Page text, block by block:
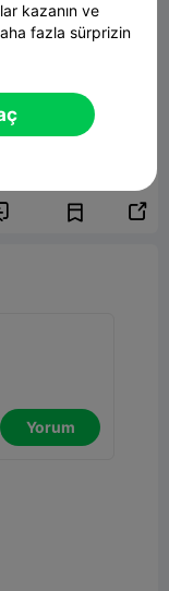

Yorum
kazanın ve
fazla sürprizin